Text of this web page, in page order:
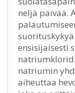
neljä päivää.
ensisijaisesti
natriumin
aiheuttaa